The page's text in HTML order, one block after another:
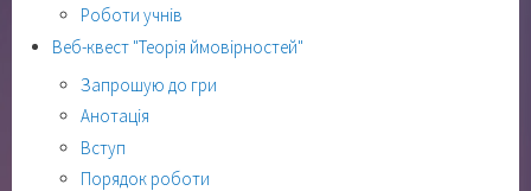
Роботи учнів
Веб-квест "Теорія ймовірностей"
Запрошую до гри
Анотація
Вступ
Порядок роботи